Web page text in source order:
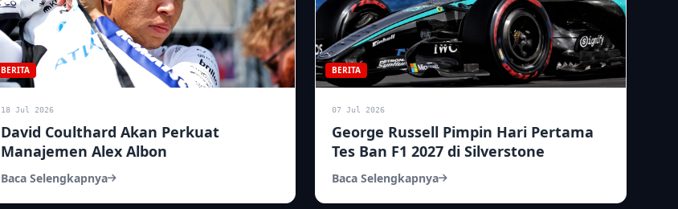
BERITA
18 Jul 2026
David Coulthard Akan Perkuat
Manajemen Alex Albon
Baca Selengkapnya
BERITA
07 Jul 2026
George Russell Pimpin Hari Pertama
Tes Ban F1 2027 di Silverstone
Baca Selengkapnya